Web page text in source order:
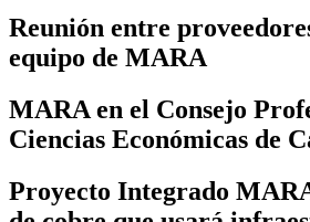
Reunión entre
equipo de MARA
MARA en el Consejo
Ciencias Económicas de
Proyecto Integrado